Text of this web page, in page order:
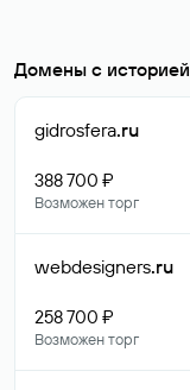
Домены с историей
gidrosfera.ru
388 700 ₽
Возможен торг
webdesigners.ru
258 700 ₽
Возможен торг